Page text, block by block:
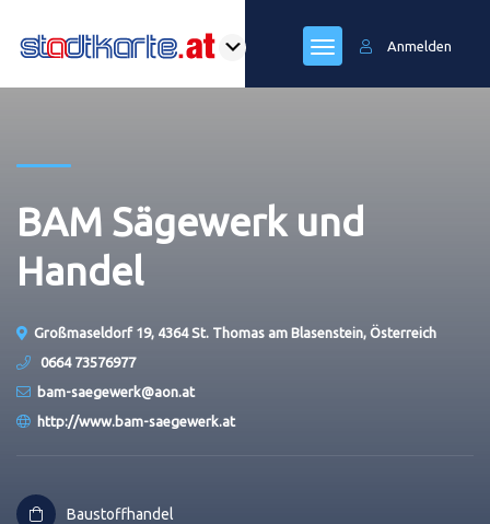
Anmelden
BAM Sägewerk und
Handel
Großmaseldorf 19, 4364 St. Thomas am Blasenstein, Österreich
0664 73576977
bam-saegewerk@aon.at
http://www.bam-saegewerk.at
Baustoffhandel